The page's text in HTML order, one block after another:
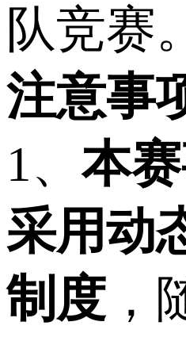
队竞赛。
注意事
1、本
采用动
制度 ，